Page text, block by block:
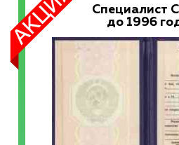
Специалист
до 1996